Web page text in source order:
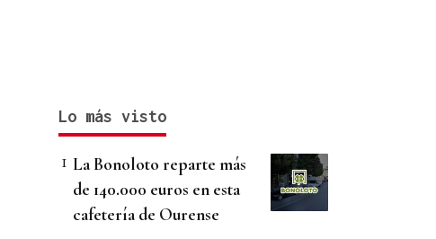
Lo más visto
La Bonoloto reparte más
de 140.000 euros en esta
cafetería de Ourense